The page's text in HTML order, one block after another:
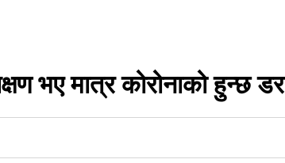
भए मात्र कोरोनाको हुन्छ